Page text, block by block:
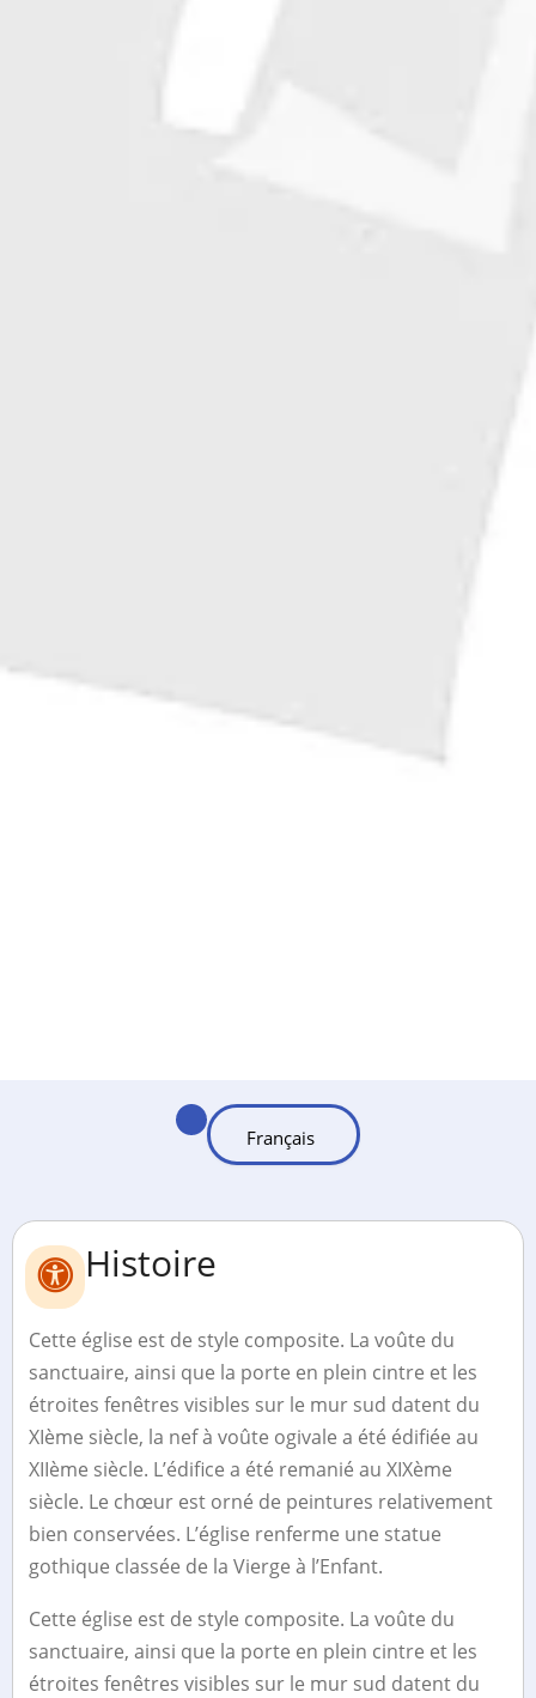
Histoire
Cette église est de style composite. La voûte du
sanctuaire, ainsi que la porte en plein cintre et les
étroites fenêtres visibles sur le mur sud datent du
XIème siècle, la nef à voûte ogivale a été édifiée au
XIIème siècle. L’édifice a été remanié au XIXème
siècle. Le chœur est orné de peintures relativement
bien conservées. L’église renferme une statue
gothique classée de la Vierge à l’Enfant.
Cette église est de style composite. La voûte du
sanctuaire, ainsi que la porte en plein cintre et les
étroites fenêtres visibles sur le mur sud datent du